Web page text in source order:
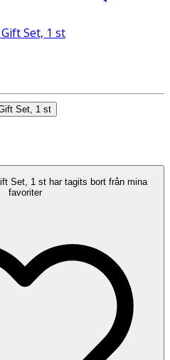
Set, 1 st
Set, 1 st
Set, 1 st har tagits bort från mina
favoriter